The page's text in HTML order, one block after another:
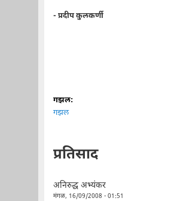
- प्रदीप कुलकर्णी
गझल:
गझल
प्रतिसाद
अनिरुद्ध अभ्यंकर
मंगळ, 16/09/2008 - 01:51